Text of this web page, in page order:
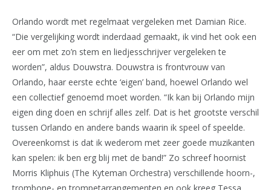
Orlando wordt met regelmaat vergeleken met Damian Rice.
“Die vergelijking wordt inderdaad gemaakt, ik vind het ook een
eer om met zo’n stem en liedjesschrijver vergeleken te
worden”, aldus Douwstra. Douwstra is frontvrouw van
Orlando, haar eerste echte ‘eigen’ band, hoewel Orlando wel
een collectief genoemd moet worden. “Ik kan bij Orlando mijn
eigen ding doen en schrijf alles zelf. Dat is het grootste verschil
tussen Orlando en andere bands waarin ik speel of speelde.
Overeenkomst is dat ik wederom met zeer goede muzikanten
kan spelen: ik ben erg blij met de band!” Zo schreef hoornist
Morris Kliphuis (The Kyteman Orchestra) verschillende hoorn-,